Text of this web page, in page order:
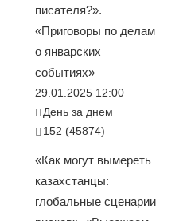
писателя?».
«Приговоры по делам
о январских
событиях»
29.01.2025 12:00
День за днем
152 (45874)
«Как могут вымереть
казахстанцы:
глобальные сценарии